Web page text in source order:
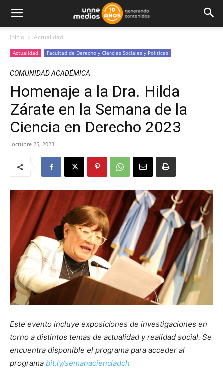
Inicio Actualidad
Actualidad Facultad de Derecho y Ciencias Sociales y Políticas
COMUNIDAD ACADÉMICA
Homenaje a la Dra. Hilda
Zárate en la Semana de la
Ciencia en Derecho 2023
octubre 25, 2023
Este evento incluye exposiciones de investigaciones en
torno a distintos temas de actualidad y realidad social. Se
encuentra disponible el programa para acceder al
programa bit.ly/semanacienciadch